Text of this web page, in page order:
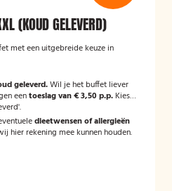
(KOUD GELEVERD)
met een uitgebreide keuze in
geleverd.Wil je het buffet liever
eentoeslag van € 3,50 p.p. Kies
dieetwensen of allergieën
hier rekening mee kunnen houden.